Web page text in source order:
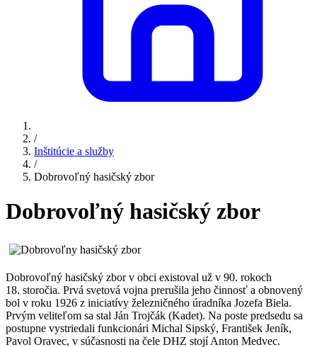
/
Inštitúcie a služby
/
Dobrovoľný hasičský zbor
Dobrovoľný hasičský zbor
Dobrovoľný hasičský zbor v obci existoval už v 90. rokoch
18. storočia. Prvá svetová vojna prerušila jeho činnosť a obnovený
bol v roku 1926 z iniciatívy železničného úradníka Jozefa Biela.
Prvým veliteľom sa stal Ján Trojčák (Kadet). Na poste predsedu sa
postupne vystriedali funkcionári Michal Sipský, František Jeník,
Pavol Oravec, v súčasnosti na čele DHZ stojí Anton Medvec.